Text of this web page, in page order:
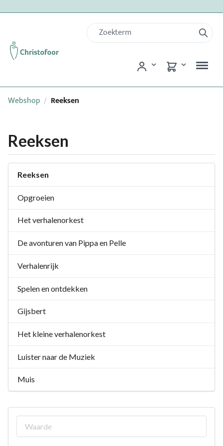
Webshop / Reeksen
Reeksen
Reeksen
Opgroeien
Het verhalenorkest
De avonturen van Pippa en Pelle
Verhalenrijk
Spelen en ontdekken
Gijsbert
Het kleine verhalenorkest
Luister naar de Muziek
Muis